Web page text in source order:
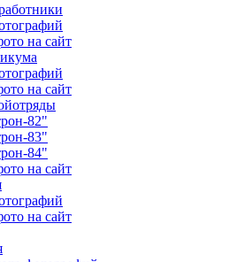
на сайт
на сайт
82"
83"
84"
на сайт
на сайт